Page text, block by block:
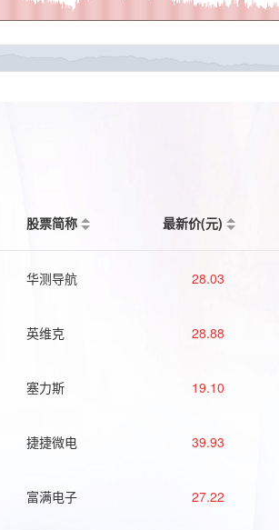
股票简称 最新价(元)
华测导航 28.03
英维克 28.88
塞力斯 19.10
捷捷微电 39.93
富满电子 27.22